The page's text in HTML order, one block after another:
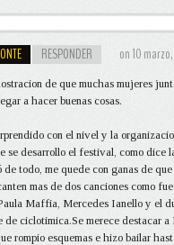
RESPONDER on 10
de que muchas mujeres
a hacer buenas cosas.
con el nivel y la
se desarrollo el festival, como dice
de todo, me quede con ganas de que
mas de dos canciones como
Maffia, Mercedes Ianello y el
de ciclotimica.Se merece destacar a
rompio esquemas e hizo bailar